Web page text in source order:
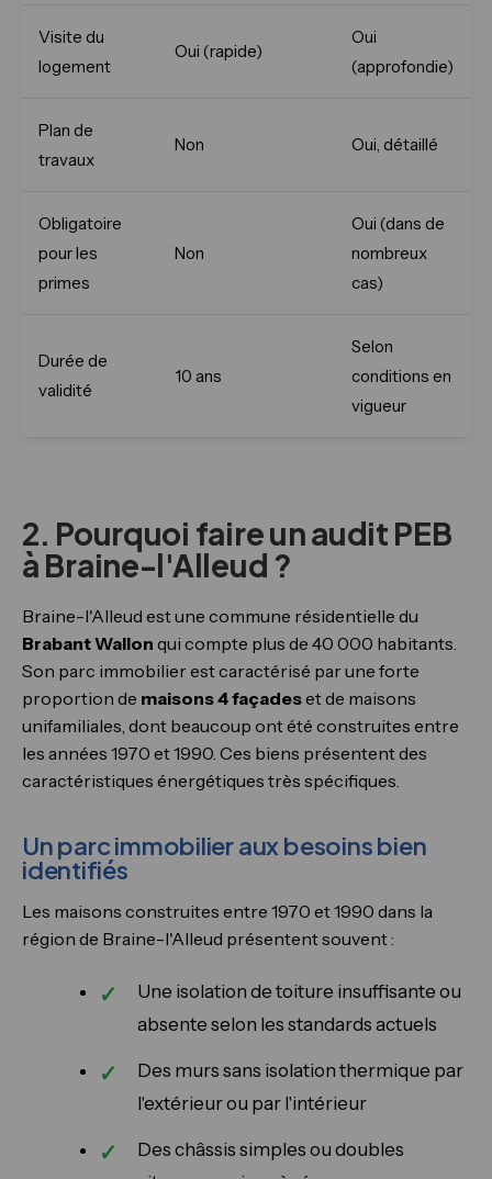
Visite du
logement
Oui (rapide)
Oui
(approfondie)
Plan de
travaux
Non Oui, détaillé
Obligatoire
pour les
primes
Non
Oui (dans de
nombreux
cas)
Durée de
validité
10 ans
Selon
conditions en
vigueur
2. Pourquoi faire un audit PEB
à Braine-l'Alleud ?
Braine-l'Alleud est une commune résidentielle du
Brabant Wallon qui compte plus de 40 000 habitants.
Son parc immobilier est caractérisé par une forte
proportion de maisons 4 façadeset de maisons
unifamiliales, dont beaucoup ont été construites entre
les années 1970 et 1990. Ces biens présentent des
caractéristiques énergétiques très spécifiques.
Un parc immobilier aux besoins bien
identifiés
Les maisons construites entre 1970 et 1990 dans la
région de Braine-l'Alleud présentent souvent :
Une isolation de toiture insuffisante ou
absente selon les standards actuels
Des murs sans isolation thermique par
l'extérieur ou par l'intérieur
Des châssis simples ou doubles